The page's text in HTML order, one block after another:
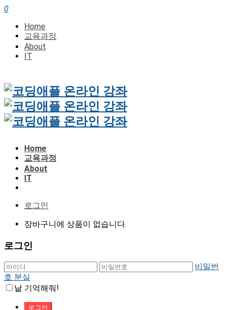
0
Home
교육과정
About
IT
Home
교육과정
About
IT
로그인
장바구니에 상품이 없습니다.
로그인
비밀번
호 분실
날 기억해줘!